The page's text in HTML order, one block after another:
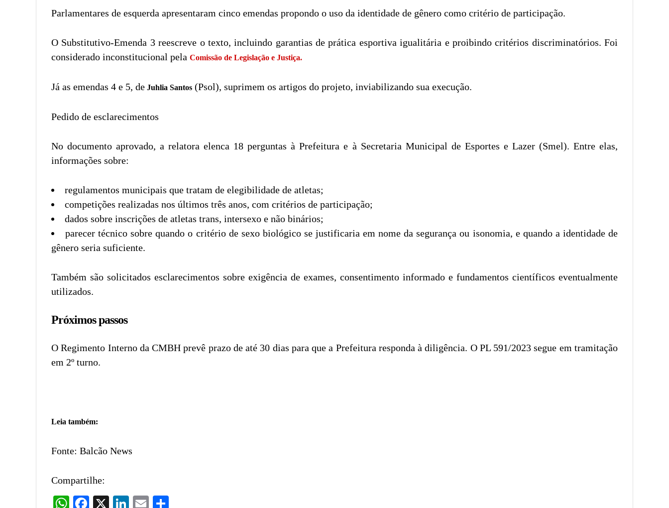
Parlamentares de esquerda apresentaram cinco emendas propondo o uso da identidade de gênero como critério de participação.
O Substitutivo-Emenda 3 reescreve o texto, incluindo garantias de prática esportiva igualitária e proibindo critérios discriminatórios. Foi
considerado inconstitucional pela Comissão de Legislação e Justiça.
Já as emendas 4 e 5, de Juhlia Santos (Psol), suprimem os artigos do projeto, inviabilizando sua execução.
Pedido de esclarecimentos
No documento aprovado, a relatora elenca 18 perguntas à Prefeitura e à Secretaria Municipal de Esportes e Lazer (Smel). Entre elas,
informações sobre:
regulamentos municipais que tratam de elegibilidade de atletas;
competições realizadas nos últimos três anos, com critérios de participação;
dados sobre inscrições de atletas trans, intersexo e não binários;
parecer técnico sobre quando o critério de sexo biológico se justificaria em nome da segurança ou isonomia, e quando a identidade de
gênero seria suficiente.
Também são solicitados esclarecimentos sobre exigência de exames, consentimento informado e fundamentos científicos eventualmente
utilizados.
Próximos passos
O Regimento Interno da CMBH prevê prazo de até 30 dias para que a Prefeitura responda à diligência. O PL 591/2023 segue em tramitação
em 2º turno.
Leia também:
Fonte: Balcão News
Compartilhe:
WhatsAppFacebook LinkedInEmail